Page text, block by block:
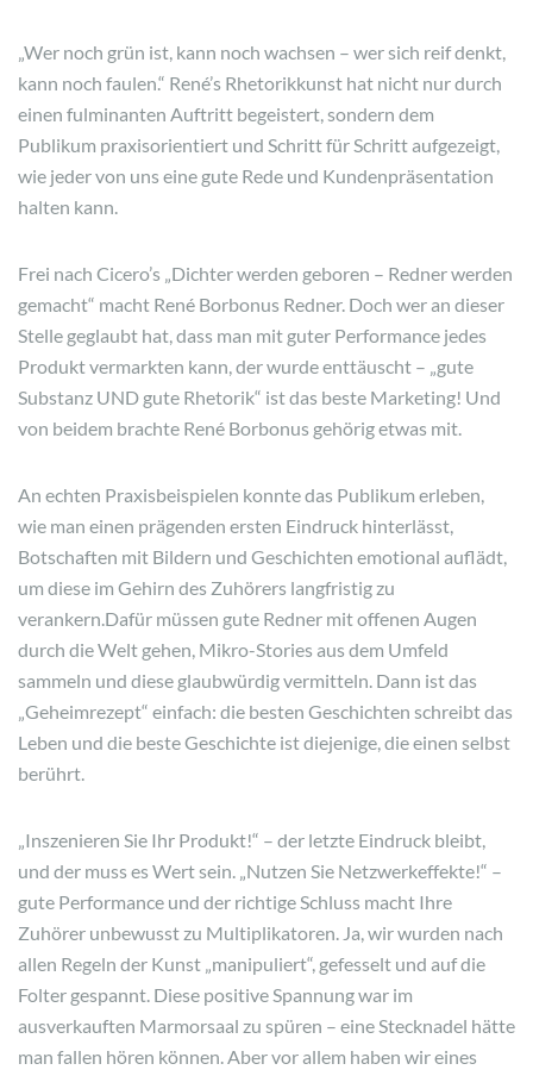
„Wer noch grün ist, kann noch wachsen – wer sich reif denkt,
kann noch faulen.“ René’s Rhetorikkunst hat nicht nur durch
einen fulminanten Auftritt begeistert, sondern dem
Publikum praxisorientiert und Schritt für Schritt aufgezeigt,
wie jeder von uns eine gute Rede und Kundenpräsentation
halten kann.
Frei nach Cicero’s „Dichter werden geboren – Redner werden
gemacht“ macht René Borbonus Redner. Doch wer an dieser
Stelle geglaubt hat, dass man mit guter Performance jedes
Produkt vermarkten kann, der wurde enttäuscht – „gute
Substanz UND gute Rhetorik“ ist das beste Marketing! Und
von beidem brachte René Borbonus gehörig etwas mit.
An echten Praxisbeispielen konnte das Publikum erleben,
wie man einen prägenden ersten Eindruck hinterlässt,
Botschaften mit Bildern und Geschichten emotional auflädt,
um diese im Gehirn des Zuhörers langfristig zu
verankern.Dafür müssen gute Redner mit offenen Augen
durch die Welt gehen, Mikro-Stories aus dem Umfeld
sammeln und diese glaubwürdig vermitteln. Dann ist das
„Geheimrezept“ einfach: die besten Geschichten schreibt das
Leben und die beste Geschichte ist diejenige, die einen selbst
berührt.
„Inszenieren Sie Ihr Produkt!“ – der letzte Eindruck bleibt,
und der muss es Wert sein. „Nutzen Sie Netzwerkeffekte!“ –
gute Performance und der richtige Schluss macht Ihre
Zuhörer unbewusst zu Multiplikatoren. Ja, wir wurden nach
allen Regeln der Kunst „manipuliert“, gefesselt und auf die
Folter gespannt. Diese positive Spannung war im
ausverkauften Marmorsaal zu spüren – eine Stecknadel hätte
man fallen hören können. Aber vor allem haben wir eines